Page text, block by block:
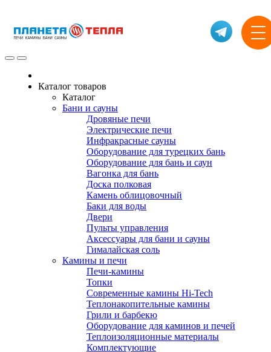
Каталог товаров
Каталог
Бани и сауны
Дровяные печи
Электрические печи
Инфракрасные сауны
Оборудование для турецких бань
Оборудование для бань и саун
Вагонка для бань
Доска полковая
Камень облицовочный
Баки для воды
Двери
Пульты управления
Аксессуары для бани и сауны
Гималайская соль
Камины и печи
Печи-камины
Топки
Современные камины Hi-Tech
Теплонакопительные камины
Грили и барбекю
Оборудование для каминов и печей
Теплоизоляционные материалы
Комплектующие